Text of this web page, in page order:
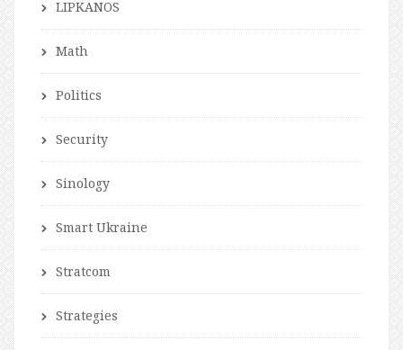
LIPKANOS
Math
Politics
Security
Sinology
Smart Ukraine
Stratcom
Strategies